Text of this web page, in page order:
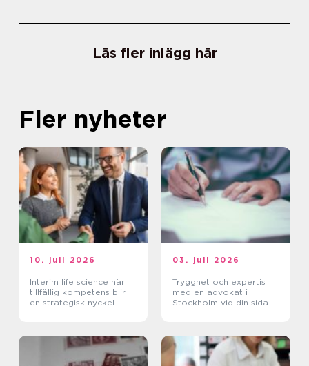
Läs fler inlägg här
Fler nyheter
10. juli 2026
Interim life science när
tillfällig kompetens blir
en strategisk nyckel
03. juli 2026
Trygghet och expertis
med en advokat i
Stockholm vid din sida